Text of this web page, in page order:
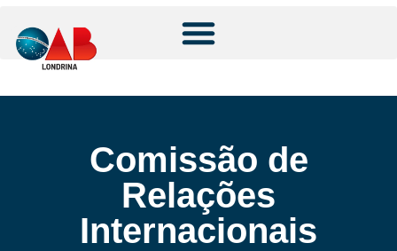
Comissão de
Relações
Internacionais